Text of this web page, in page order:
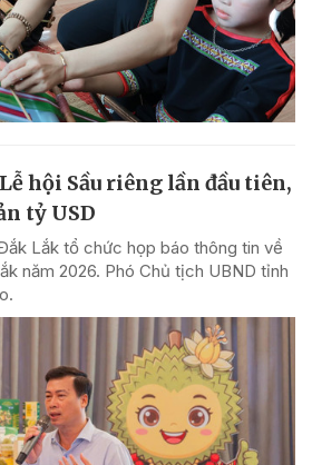
hội Sầu riêng lần đầu tiên,
tỷ USD
Lắk tổ chức họp báo thông tin về
năm 2026. Phó Chủ tịch UBND tỉnh